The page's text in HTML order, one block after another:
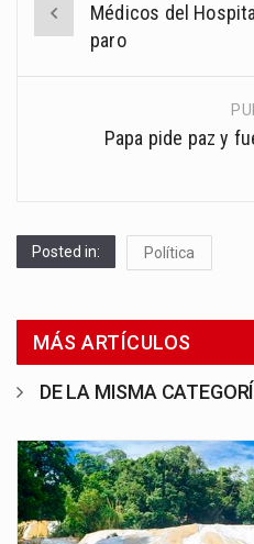
navigation
Médicos del
paro
Papa pide paz y
Posted in: Política
MÁS ARTÍCULOS
DE LA MISMA